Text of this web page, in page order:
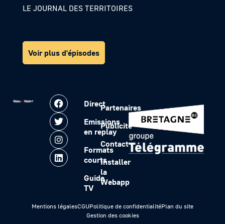
LE JOURNAL DES TERRITOIRES
Voir plus d'épisodes
Direct
Emissions
en replay
Formats
courts
Guide
TV
Partenaires
Publicité
Contact
Installer
la
Webapp
Mentions légalesCGUPolitique de confidentialitéPlan du site
Gestion des cookies